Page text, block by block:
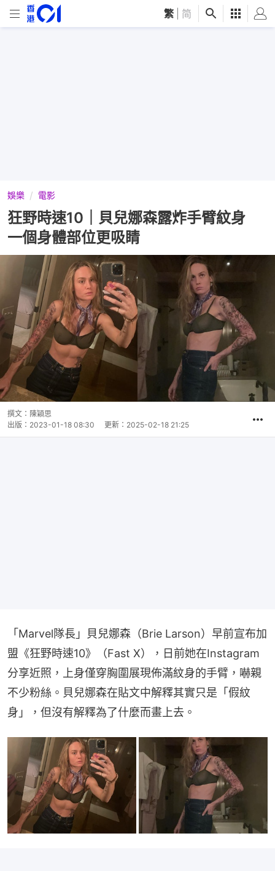
繁 简
娛樂 電影
狂野時速10｜貝兒娜森露炸手臂紋身
一個身體部位更吸睛
撰文： 陳穎思
出版： 2023-01-18 08:30 更新： 2025-02-18 21:25
「Marvel隊長」貝兒娜森（Brie Larson）早前宣布加
盟《狂野時速10》（Fast X），日前她在Instagram
分享近照，上身僅穿胸圍展現佈滿紋身的手臂，嚇親
不少粉絲。貝兒娜森在貼文中解釋其實只是「假紋
身」，但沒有解釋為了什麼而畫上去。